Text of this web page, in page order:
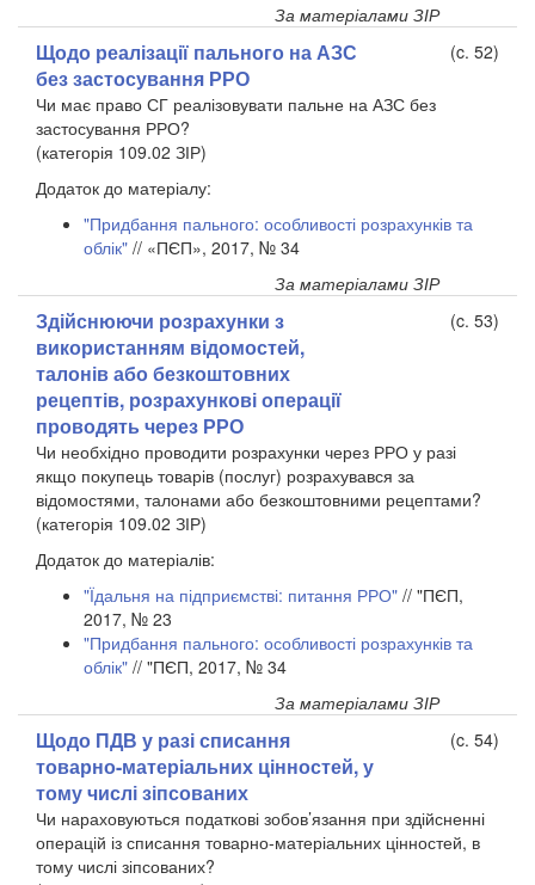
За матеріалами ЗІР
Щодо реалізації пального на АЗС
без застосування РРО
(c. 52)
Чи має право СГ реалізовувати пальне на АЗС без
застосування РРО?
(категорія 109.02 ЗІР)
Додаток до матеріалу:
"Придбання пального: особливості розрахунків та
облік" // «ПЄП», 2017, № 34
За матеріалами ЗІР
Здійснюючи розрахунки з
використанням відомостей,
талонів або безкоштовних
рецептів, розрахункові операції
проводять через РРО
(c. 53)
Чи необхідно проводити розрахунки через РРО у разі
якщо покупець товарів (послуг) розрахувався за
відомостями, талонами або безкоштовними рецептами?
(категорія 109.02 ЗІР)
Додаток до матеріалів:
"Їдальня на підприємстві: питання РРО" // "ПЄП,
2017, № 23
"Придбання пального: особливості розрахунків та
облік" // "ПЄП, 2017, № 34
За матеріалами ЗІР
Щодо ПДВ у разі списання
товарно-матеріальних цінностей, у
тому числі зіпсованих
(c. 54)
Чи нараховуються податкові зобов’язання при здійсненні
операцій із списання товарно-матеріальних цінностей, в
тому числі зіпсованих?